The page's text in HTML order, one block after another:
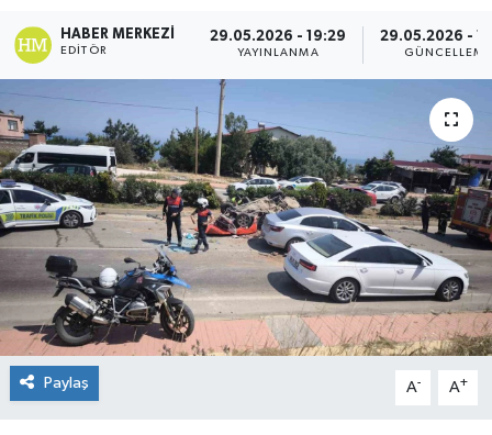
HABER MERKEZI
EDITÖR
29.05.2026 - 19:29
YAYINLANMA
29.05.2026 -
GÜNCELLEME
Paylaş A- A+
Teknoloji